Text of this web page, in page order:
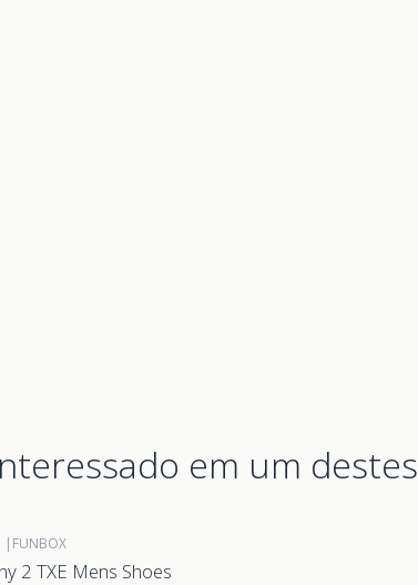
em um destes
| FUNBOX
2 TXE Mens Shoes